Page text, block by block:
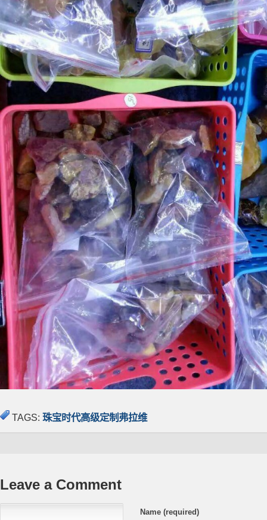
TAGS: 珠宝时代高级定制弗拉维
Leave a Comment
Name (required)